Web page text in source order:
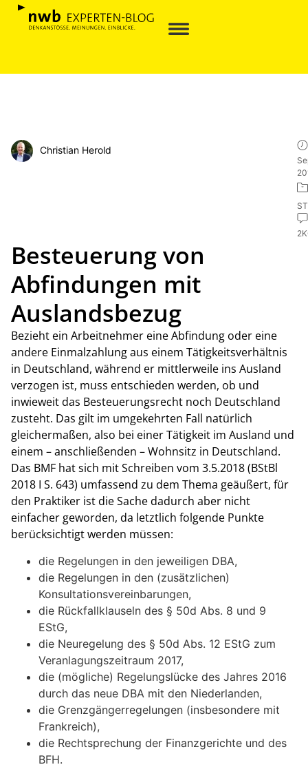
Christian Herold
Besteuerung von
Abfindungen mit
Auslandsbezug
Bezieht ein Arbeitnehmer eine Abfindung oder eine
andere Einmalzahlung aus einem Tätigkeitsverhältnis
in Deutschland, während er mittlerweile ins Ausland
verzogen ist, muss entschieden werden, ob und
inwieweit das Besteuerungsrecht noch Deutschland
zusteht. Das gilt im umgekehrten Fall natürlich
gleichermaßen, also bei einer Tätigkeit im Ausland und
einem – anschließenden – Wohnsitz in Deutschland.
Das BMF hat sich mit Schreiben vom 3.5.2018 (BStBl
2018 I S. 643) umfassend zu dem Thema geäußert, für
den Praktiker ist die Sache dadurch aber nicht
einfacher geworden, da letztlich folgende Punkte
berücksichtigt werden müssen:
die Regelungen in den jeweiligen DBA,
die Regelungen in den (zusätzlichen)
Konsultationsvereinbarungen,
die Rückfallklauseln des § 50d Abs. 8 und 9
EStG,
die Neuregelung des § 50d Abs. 12 EStG zum
Veranlagungszeitraum 2017,
die (mögliche) Regelungslücke des Jahres 2016
durch das neue DBA mit den Niederlanden,
die Grenzgängerregelungen (insbesondere mit
Frankreich),
die Rechtsprechung der Finanzgerichte und des
BFH.